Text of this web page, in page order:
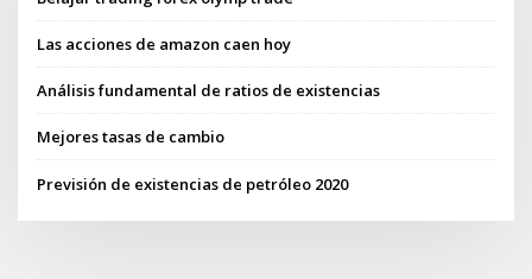
Las acciones de amazon caen hoy
Análisis fundamental de ratios de existencias
Mejores tasas de cambio
Previsión de existencias de petróleo 2020